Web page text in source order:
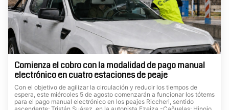
Comienza el cobro con la modalidad de pago manual
electrónico en cuatro estaciones de peaje
Con el objetivo de agilizar la circulación y reducir los tiempos de
espera, este miércoles 5 de agosto comenzarán a funcionar los tótems
para el pago manual electrónico en los peajes Riccheri, sentido